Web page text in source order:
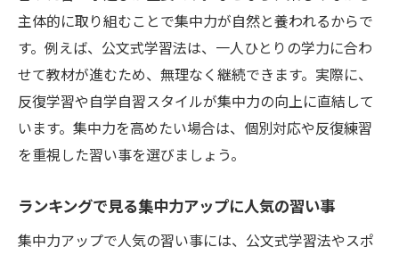
主体的に取り組むことで集中力が自然と養われるからで
す。例えば、公文式学習法は、一人ひとりの学力に合わ
せて教材が進むため、無理なく継続できます。実際に、
反復学習や自学自習スタイルが集中力の向上に直結して
います。集中力を高めたい場合は、個別対応や反復練習
を重視した習い事を選びましょう。
ランキングで見る集中力アップに人気の習い事
集中力アップで人気の習い事には、公文式学習法やスポ